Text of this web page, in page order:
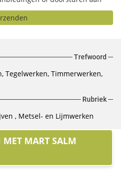
Trefwoord
Tegelwerken, Timmerwerken,
Rubriek
Metsel- en Lijmwerken
MET MART SALM